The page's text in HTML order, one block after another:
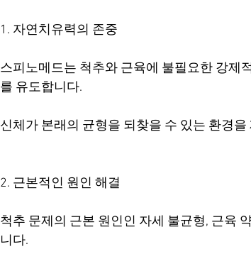
1. 자연치유력의 존중
스피노메드는 척추와 근육에 불필요한 강제
를 유도합니다.
신체가 본래의 균형을 되찾을 수 있는 환경
2. 근본적인 원인 해결
척추 문제의 근본 원인인 자세 불균형, 근육
니다.